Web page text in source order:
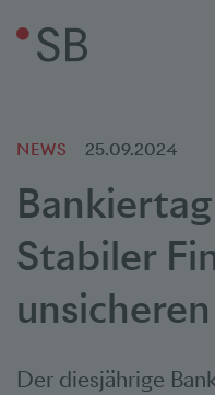
NEWS 25.09.2024
Stabiler
Der diesjährige